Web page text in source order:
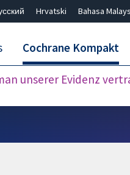
Hrvatski Bahasa
Cochrane Kompakt
unserer Evidenz